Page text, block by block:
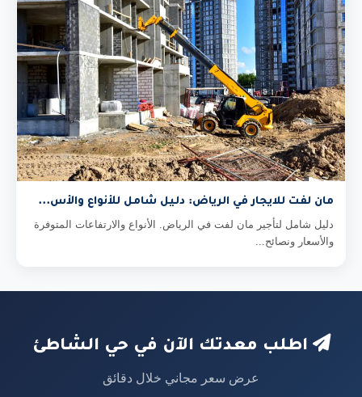
مان لفت للايجار في الرياض: دليل شامل للأنواع والأس...
دليل شامل لتأجير مان لفت في الرياض. الأنواع والارتفاعات المتوفرة
والأسعار ونصائح...
اطلب معدتك الآن في حي الشاطئ
عرض سعر مجاني خلال دقائق